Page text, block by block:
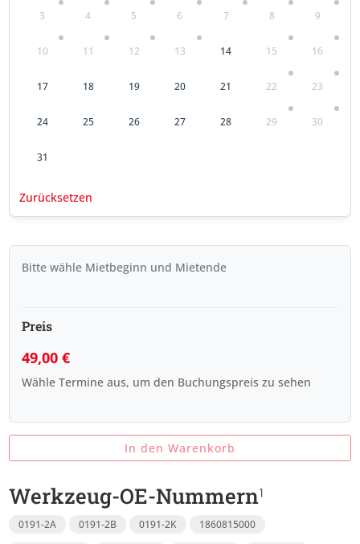
3 4 5 6 7 8 9
10 11 12 13 14 15 16
17 18 19 20 21 22 23
24 25 26 27 28 29 30
31
Zurücksetzen
Bitte wähle Mietbeginn und Mietende
Preis
49,00€
Wähle Termine aus, um den Buchungspreis zu sehen
In den Warenkorb
Werkzeug-OE-Nummern
0191-2A 0191-2B 0191-2K
1860815000